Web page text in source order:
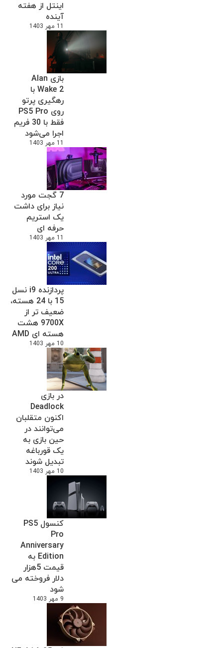
اینتل از هفته
آینده
11 مهر 1403
بازی Alan
Wake 2 با
رهگیری پرتو
روی PS5 Pro
فقط با 30 فریم
اجرا می‌شود
11 مهر 1403
7 گجت مورد
نیاز برای داشت
یک استریم
حرفه ای
11 مهر 1403
پردازنده i9 نسل
15 با 24 هسته،
ضعیف تر از
9700X هشت
هسته ای AMD
10 مهر 1403
در بازی
Deadlock
اکنون متقلبان
می‌توانند در
حین بازی به
یک قورباغه
تبدیل شوند
10 مهر 1403
کنسول PS5
Pro
Anniversary
Edition به
قیمت 5هزار
دلار فروخته می
شود
9 مهر 1403